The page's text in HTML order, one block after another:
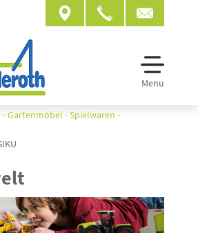
Menu
Gartenmöbel - Spielwaren -